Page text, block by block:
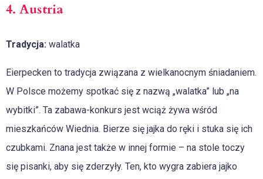
4. Austria
Tradycja: walatka
Eierpecken to tradycja związana z wielkanocnym śniadaniem.
W Polsce możemy spotkać się z nazwą „walatka” lub „na
wybitki”. Ta zabawa-konkurs jest wciąż żywa wśród
mieszkańców Wiednia. Bierze się jajka do ręki i stuka się ich
czubkami. Znana jest także w innej formie – na stole toczy
się pisanki, aby się zderzyły. Ten, kto wygra zabiera jajko